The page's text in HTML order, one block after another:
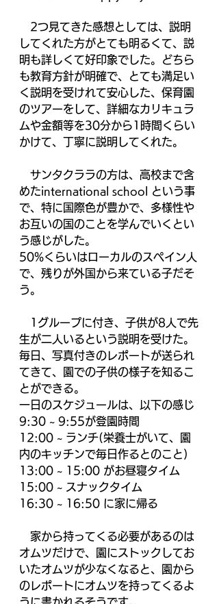
2つ見てきた感想としては、説明
してくれた方がとても明るくて、説
明も詳しくて好印象でした。どちら
も教育方針が明確で、とても満足い
く説明を受けれて安心した、保育園
のツアーをして、詳細なカリキュラ
ムや金額等を30分から1時間くらい
かけて、丁寧に説明してくれた。
サンタクララの方は、高校まで含
めたinternational school という事
で、特に国際色が豊かで、多様性や
お互いの国のことを学んでいくとい
う感じがした。
50%くらいはローカルのスペイン人
で、残りが外国から来ている子だそ
う。
1グループに付き、子供が8人で先
生が二人いるという説明を受けた。
毎日、写真付きのレポートが送られ
てきて、園での子供の様子を知るこ
とができる。
一日のスケジュールは、以下の感じ
9:30 ~ 9:55が登園時間
12:00 ~ ランチ(栄養士がいて、園
内のキッチンで毎日作るとのこと)
13:00 ~ 15:00 がお昼寝タイム
15:00 ~ スナックタイム
16:30 ~ 16:50 に家に帰る
家から持ってくる必要があるのは
オムツだけで、園にストックしてお
いたオムツが少なくなると、園から
のレポートにオムツを持ってくるよ